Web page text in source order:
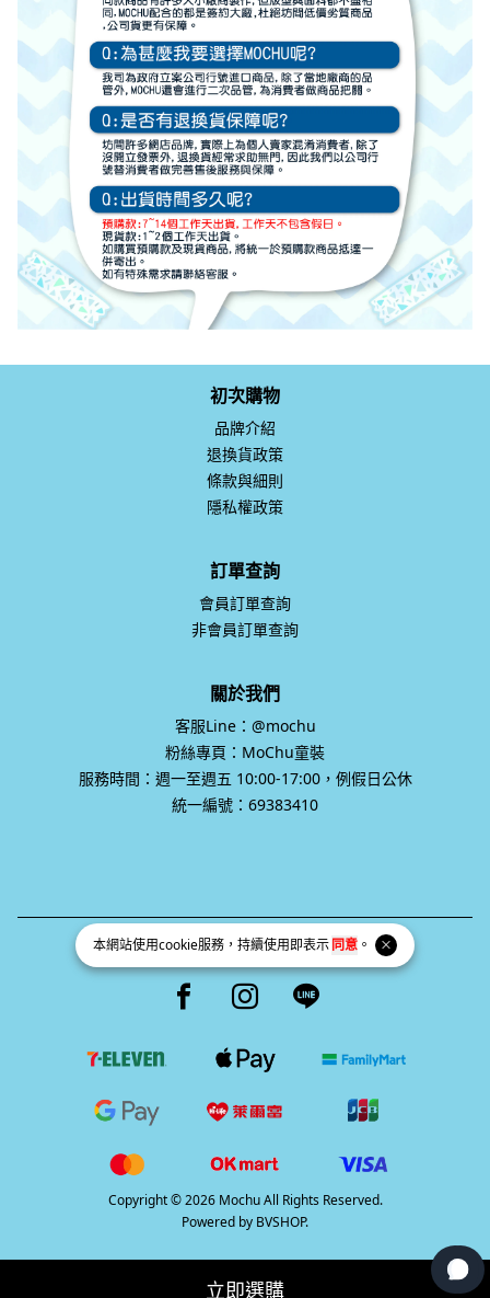
本網站使用cookie服務，持續使用即表示同意 。
立即選購
初次購物
品牌介紹
退換貨政策
條款與細則
隱私權政策
訂單查詢
會員訂單查詢
非會員訂單查詢
關於我們
客服Line：@mochu
粉絲專頁：MoChu童裝
服務時間：週一至週五 10:00-17:00，例假日公休
統一編號：69383410
統一編號 69383410
Facebook page
Instagram page
Line page
Copyright © 2026 Mochu All Rights Reserved.
Powered by BVSHOP.